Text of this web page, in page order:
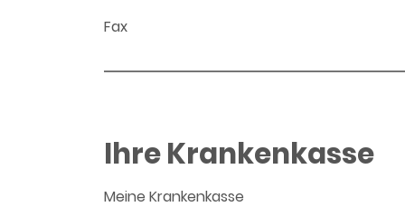
Fax
Ihre Krankenkasse
Meine Krankenkasse